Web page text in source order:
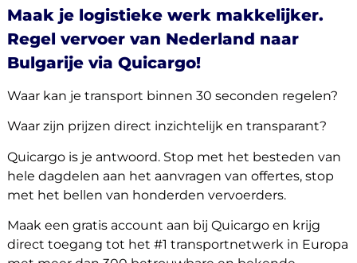
Maak je logistieke werk makkelijker.
Regel vervoer van Nederland naar
Bulgarije via Quicargo!
Waar kan je transport binnen 30 seconden regelen?
Waar zijn prijzen direct inzichtelijk en transparant?
Quicargo is je antwoord. Stop met het besteden van
hele dagdelen aan het aanvragen van offertes, stop
met het bellen van honderden vervoerders.
Maak een gratis account aan bij Quicargo en krijg
direct toegang tot het #1 transportnetwerk in Europa